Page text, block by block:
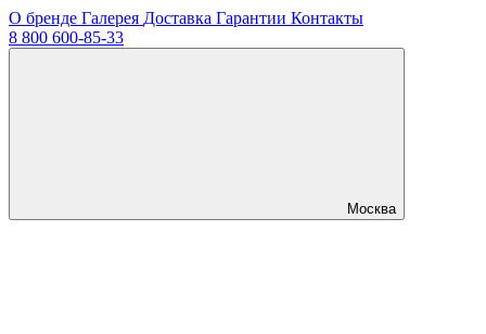
О бренде Галерея Доставка Гарантии Контакты
8 800 600-85-33
Москва